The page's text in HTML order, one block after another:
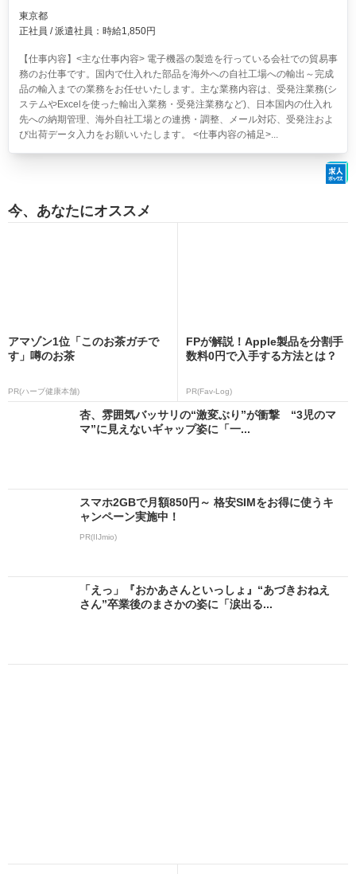
東京都
正社員 / 派遣社員：時給1,850円
【仕事内容】<主な仕事内容> 電子機器の製造を行っている会社での貿易事
務のお仕事です。国内で仕入れた部品を海外への自社工場への輸出～完成
品の輸入までの業務をお任せいたします。主な業務内容は、受発注業務(シ
ステムやExcelを使った輸出入業務・受発注業務など)、日本国内の仕入れ
先への納期管理、海外自社工場との連携・調整、メール対応、受発注およ
び出荷データ入力をお願いいたします。 <仕事内容の補足>...
今、あなたにオススメ
アマゾン1位「このお茶ガチで
す」噂のお茶
PR(ハーブ健康本舗)
FPが解説！Apple製品を分割手
数料0円で入手する方法とは？
PR(Fav-Log)
杏、雰囲気バッサリの“激変ぶり”が衝撃 “3児のマ
マ”に見えないギャップ姿に「一...
スマホ2GBで月額850円～ 格安SIMをお得に使うキ
ャンペーン実施中！
PR(IIJmio)
「えっ」『おかあさんといっしょ』“あづきおねえ
さん”卒業後のまさかの姿に「涙出る...